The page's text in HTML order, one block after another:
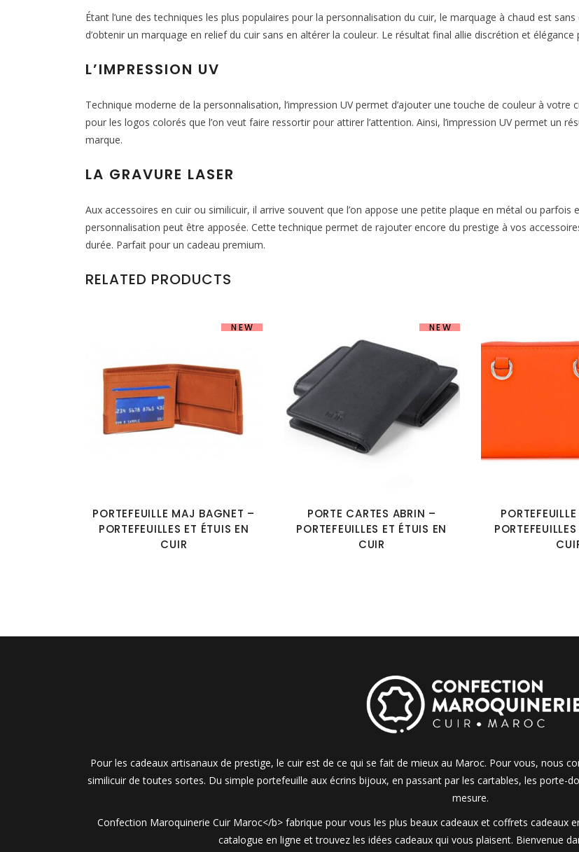
Étant l’une des techniques les plus populaires pour la personnalisation du cuir, le marquage à chaud est
d’obtenir un marquage en relief du cuir sans en altérer la couleur. Le résultat final allie discrétion et
L’IMPRESSION UV
Technique moderne de la personnalisation, l’impression UV permet d’ajouter une touche de couleur à votre
pour les logos colorés que l’on veut faire ressortir pour attirer l’attention. Ainsi, l’impression UV permet un
marque.
LA GRAVURE LASER
Aux accessoires en cuir ou similicuir, il arrive souvent que l’on appose une petite plaque en métal ou parfois
personnalisation peut être apposée. Cette technique permet de rajouter encore du prestige à vos
durée. Parfait pour un cadeau premium.
RELATED PRODUCTS
NEW
PORTEFEUILLE MAJ BAGNET –
PORTEFEUILLES ET ÉTUIS EN
CUIR
NEW
PORTE CARTES ABRIN –
PORTEFEUILLES ET ÉTUIS EN
CUIR
Pour les cadeaux artisanaux de prestige, le cuir est de ce qui se fait de mieux au Maroc. Pour vous, nous
similicuir de toutes sortes. Du simple portefeuille aux écrins bijoux, en passant par les cartables, les porte-
mesure.
Confection Maroquinerie Cuir Maroc</b> fabrique pour vous les plus beaux cadeaux et coffrets cadeaux
catalogue en ligne et trouvez les idées cadeaux qui vous plaisent. Bienvenue